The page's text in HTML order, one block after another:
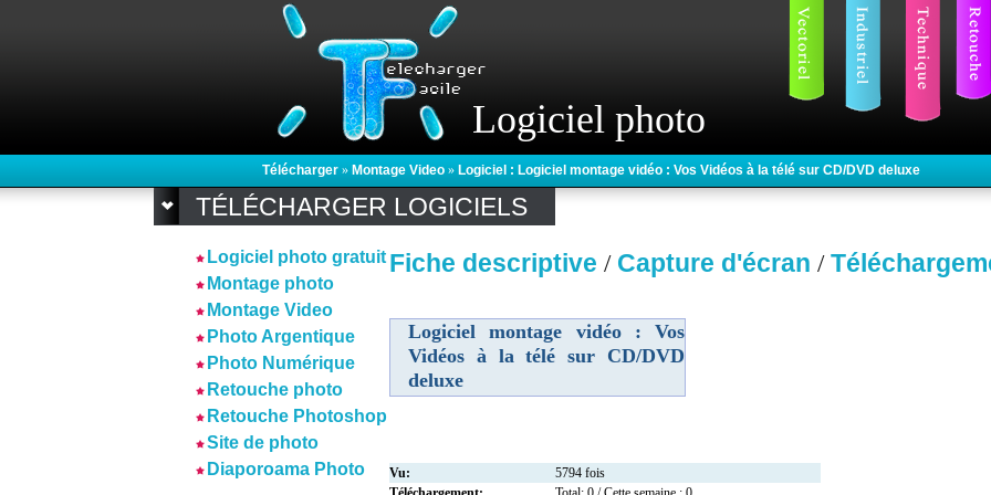
Logiciel photo
Télécharger » Montage Video » Logiciel : Logiciel montage vidéo : Vos Vidéos à la télé sur CD/DVD deluxe
TÉLÉCHARGER LOGICIELS
Logiciel photo gratuit
Montage photo
Montage Video
Photo Argentique
Photo Numérique
Retouche photo
Retouche Photoshop
Site de photo
Diaporoama Photo
Fiche descriptive / Capture d'écran /
Logiciel montage vidéo : Vos
Vidéos à la télé sur CD/DVD
deluxe
Vu:
5794 fois